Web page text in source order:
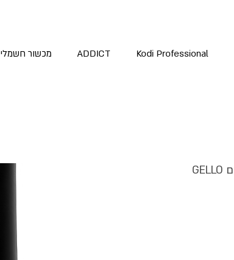
Kodi Professional
ADDICT מכשור חשמלי
לק תואם צבע ורוד בהיר אטום GELLO